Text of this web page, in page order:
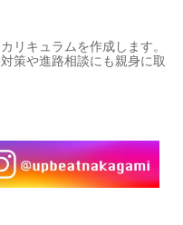
リキュラムを作成します。
策や進路相談にも親身に取